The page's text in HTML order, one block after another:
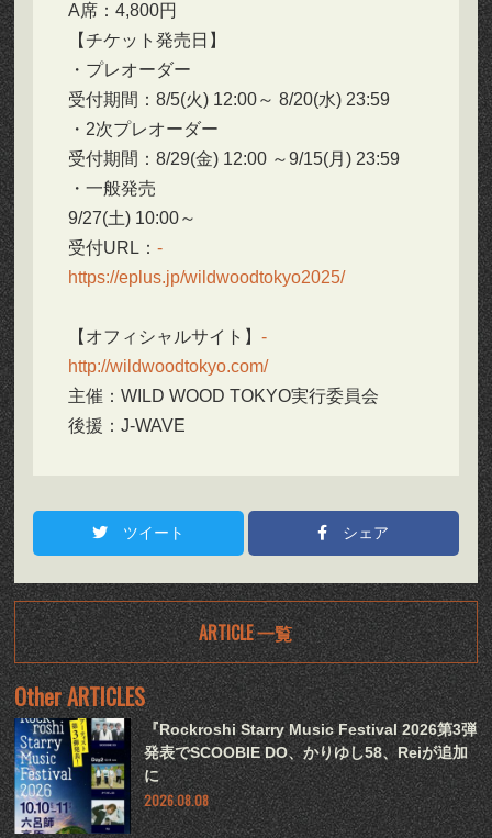
A席：4,800円
【チケット発売日】
・プレオーダー
受付期間：8/5(火) 12:00～ 8/20(水) 23:59
・2次プレオーダー
受付期間：8/29(金) 12:00 ～9/15(月) 23:59
・一般発売
9/27(土) 10:00～
受付URL：
https://eplus.jp/wildwoodtokyo2025/
【オフィシャルサイト】
http://wildwoodtokyo.com/
主催：WILD WOOD TOKYO実行委員会
後援：J-WAVE
ツイート シェア
ARTICLE 一覧
Other ARTICLES
『Rockroshi Starry Music Festival 2026第3弾
発表でSCOOBIE DO、かりゆし58、Reiが追加
に
2026.08.08